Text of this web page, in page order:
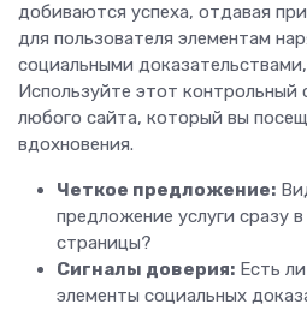
добиваются успеха, отдавая
для пользователя элементам
социальными
Используйте этот контрольный
любого сайта, который вы
вдохновения.
Четкое предложение:
предложение услуги сразу
страницы?
Сигналы доверия: Есть
элементы социальных